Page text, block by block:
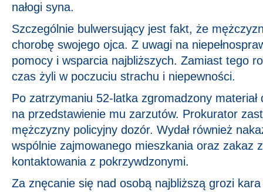
nałogi syna.
Szczególnie bulwersujący jest fakt, że
chorobę swojego ojca. Z uwagi na
pomocy i wsparcia najbliższych. Zamiast tego
czas żyli w poczuciu strachu i niepewności.
Po zatrzymaniu 52-latka zgromadzony materiał
na przedstawienie mu zarzutów. Prokurator
mężczyzny policyjny dozór. Wydał również
wspólnie zajmowanego mieszkania oraz zakaz
kontaktowania z pokrzywdzonymi.
Za znęcanie się nad osobą najbliższą grozi